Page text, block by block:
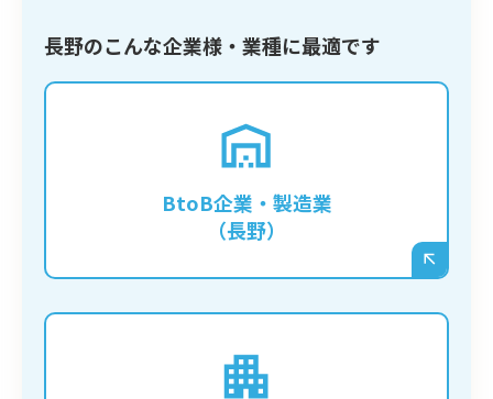
長野のこんな企業様・業種に最適です
BtoB企業・製造業
（長野）
専門的な技術や製品情報をブログで発信し、
潜在的な顧客からの問い合わせを獲得したい
することで、強力なSEO効果が期待できま
膨大な数の物件情報や施工事例をデータベー